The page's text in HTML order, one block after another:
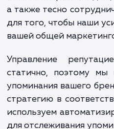
Затем мы
стратегию SERM,
бренде,
контента, чтобы
поисковых системах,
влияния
используем